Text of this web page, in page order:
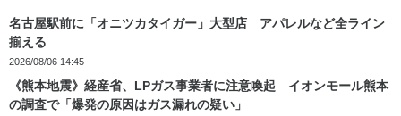
名古屋駅前に「オニツカタイガー」大型店 アパレルなど全ライン
揃える
2026/08/06 14:45
《熊本地震》経産省、LPガス事業者に注意喚起 イオンモール熊本
の調査で「爆発の原因はガス漏れの疑い」